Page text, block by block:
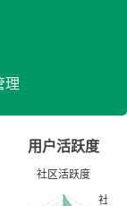
理
用户活跃度